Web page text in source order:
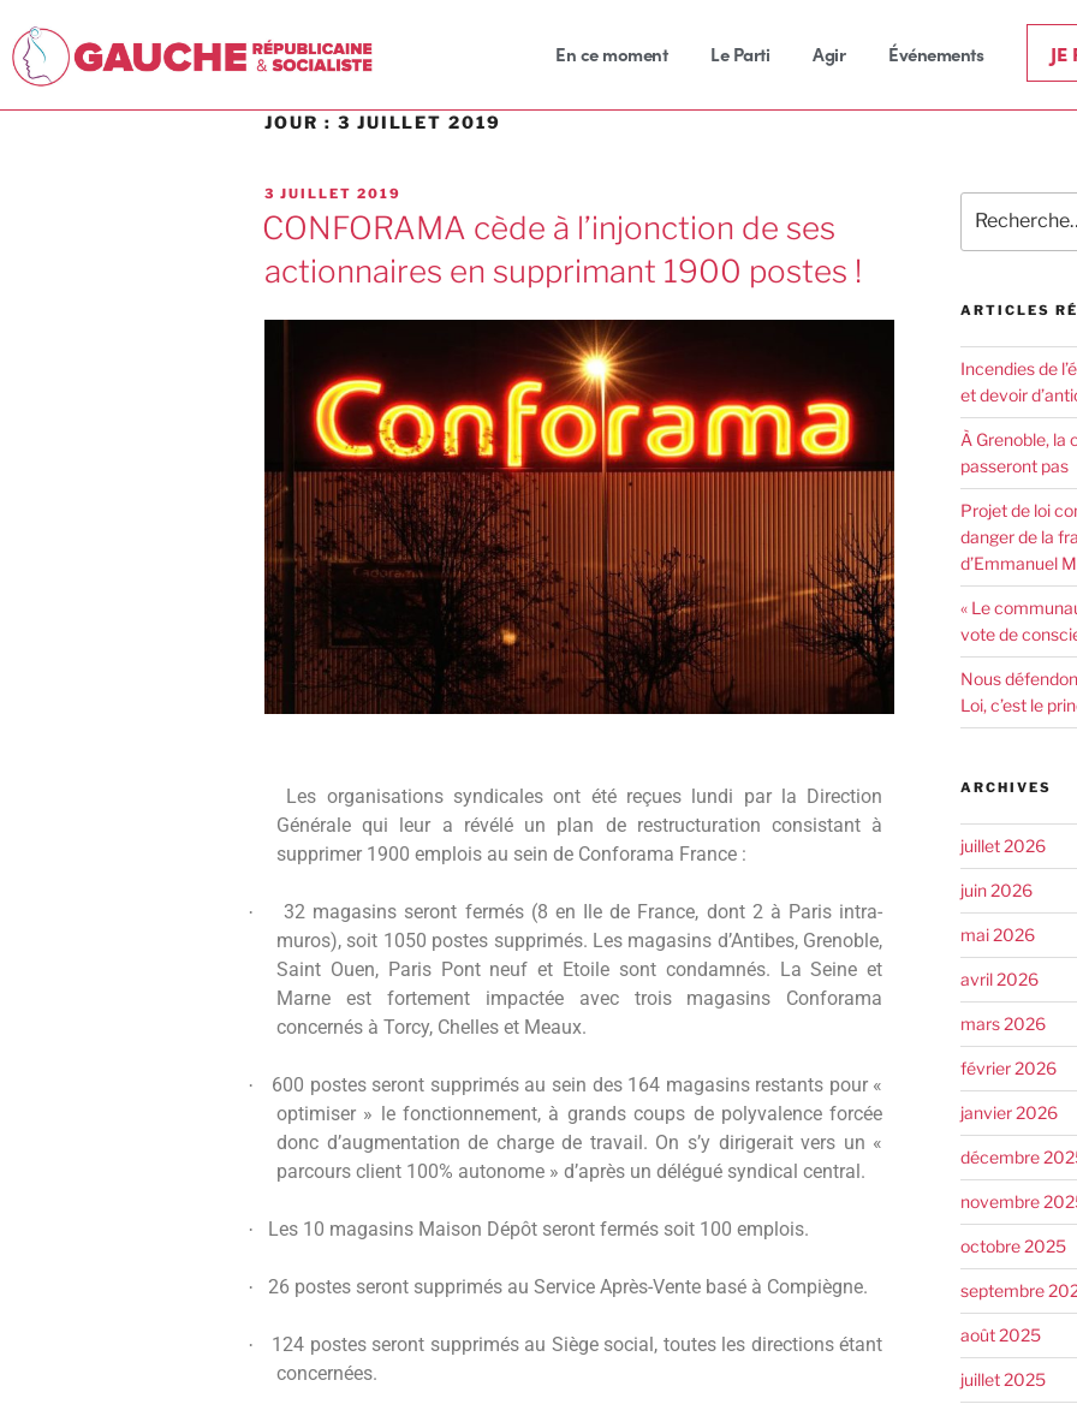
En ce moment Le Parti Agir Événements JE
JOUR : 3 JUILLET 2019
3 JUILLET 2019
CONFORAMA cède à l’injonction de ses
actionnaires en supprimant 1900 postes !
Les organisations syndicales ont été reçues lundi par la Direction
Générale qui leur a révélé un plan de restructuration consistant à
supprimer 1900 emplois au sein de Conforama France :
·
32 magasins seront fermés (8 en Ile de France, dont 2 à Paris intra-
muros), soit 1050 postes supprimés. Les magasins d’Antibes, Grenoble,
Saint Ouen, Paris Pont neuf et Etoile sont condamnés. La Seine et
Marne est fortement impactée avec trois magasins Conforama
concernés à Torcy, Chelles et Meaux.
·
600 postes seront supprimés au sein des 164 magasins restants pour «
optimiser » le fonctionnement, à grands coups de polyvalence forcée
donc d’augmentation de charge de travail. On s’y dirigerait vers un «
parcours client 100% autonome » d’après un délégué syndical central.
· Les 10 magasins Maison Dépôt seront fermés soit 100 emplois.
· 26 postes seront supprimés au Service Après-Vente basé à Compiègne.
·
124 postes seront supprimés au Siège social, toutes les directions étant
concernées.
ARTICLES
Incendies de
et devoir
À Grenoble, la
passeront pas
Projet de loi
danger de la
d’Emmanuel
« Le
vote de
Nous
Loi, c’est le
ARCHIVES
juillet 2026
juin 2026
mai 2026
avril 2026
mars 2026
février 2026
janvier 2026
décembre
novembre
octobre 2025
septembre
août 2025
juillet 2025